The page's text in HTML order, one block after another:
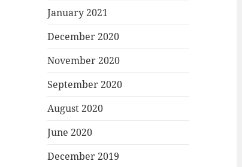
January 2021
December 2020
November 2020
September 2020
August 2020
June 2020
December 2019